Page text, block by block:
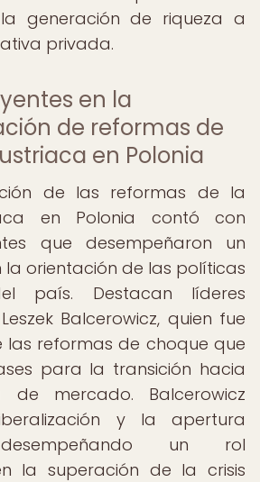
generación de riqueza a
privada.
en la
de reformas de
en Polonia
de las reformas de la
en Polonia contó con
que desempeñaron un
orientación de las políticas
país. Destacan líderes
Balcerowicz, quien fue
reformas de choque que
para la transición hacia
de mercado. Balcerowicz
y la apertura
un rol
la superación de la crisis